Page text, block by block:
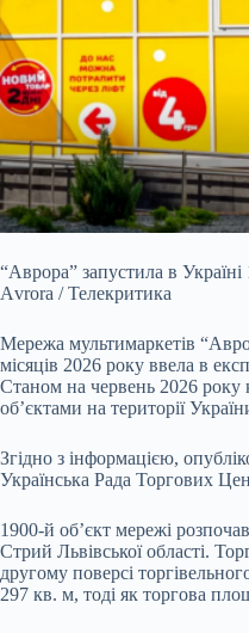
“Аврора” запустила в
Аvrora / Телекритика
Мережа мультимаркетів
місяців 2026 року ввела в
Станом на червень 2026 року
об’єктами на території
Згідно з інформацією,
Українська Рада Торгових
1900-й об’єкт мережі
Стрий Львівської області.
другому поверсі
297 кв. м, тоді як торгова